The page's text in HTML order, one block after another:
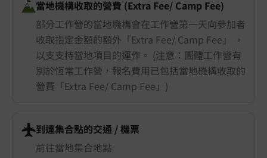
當地機構收取的營費 (Extra Fee/ Camp Fee)
部分工作營的當地機構會在工作營第一天向參加者
收取指定金額的額外「Extra Fee/ Camp Fee」 ，
以支支持當地項目的運作。 (注意：團體工作營有
別於恆常工作營，報名費用已包括當地機構收取的
營費「Extra Fee/ Camp Fee」)
到達集合點的交通 ​/ 機票
前往當地集合地點